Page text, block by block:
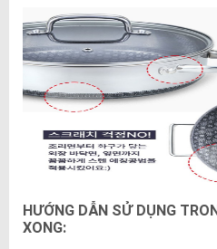
HƯỚNG DẪN SỬ DỤNG
XONG: